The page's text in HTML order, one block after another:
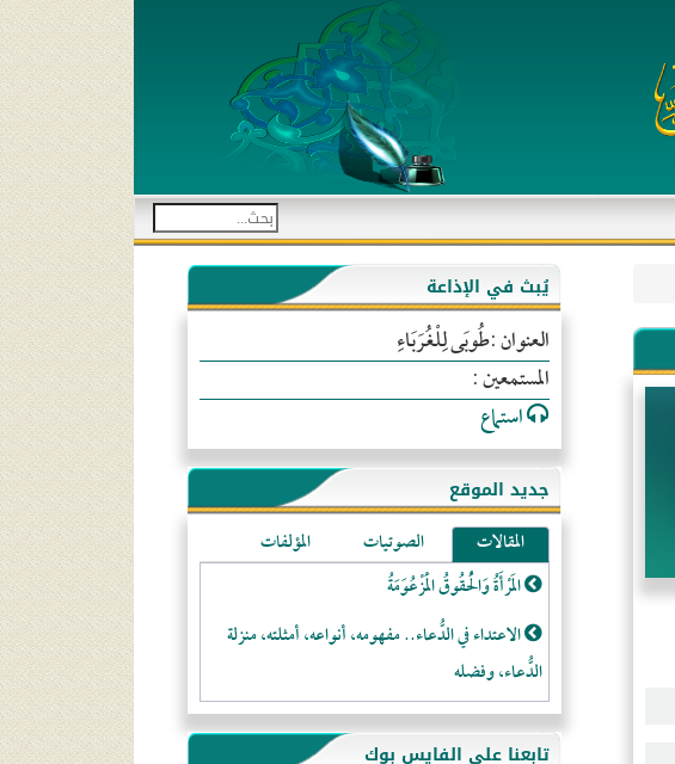
يُبث في الإذاعة
العنوان :طُوبَى لِلْغُرَبَاءِ
المستمعين :
استماع
جديد الموقع
المقالات الصوتيات
المؤلفات
المَرْأَةُ وَالْحُقُوقُ الْمَزْعُوَمَةُ
الاعتداء في الدُّعاء.. مفهومه، أنواعه، أمثلته، منزلة
الدُّعاء، وفضله
لا تتَّبعوا عورات الـمسلمين
تابعنا على الفايس بوك